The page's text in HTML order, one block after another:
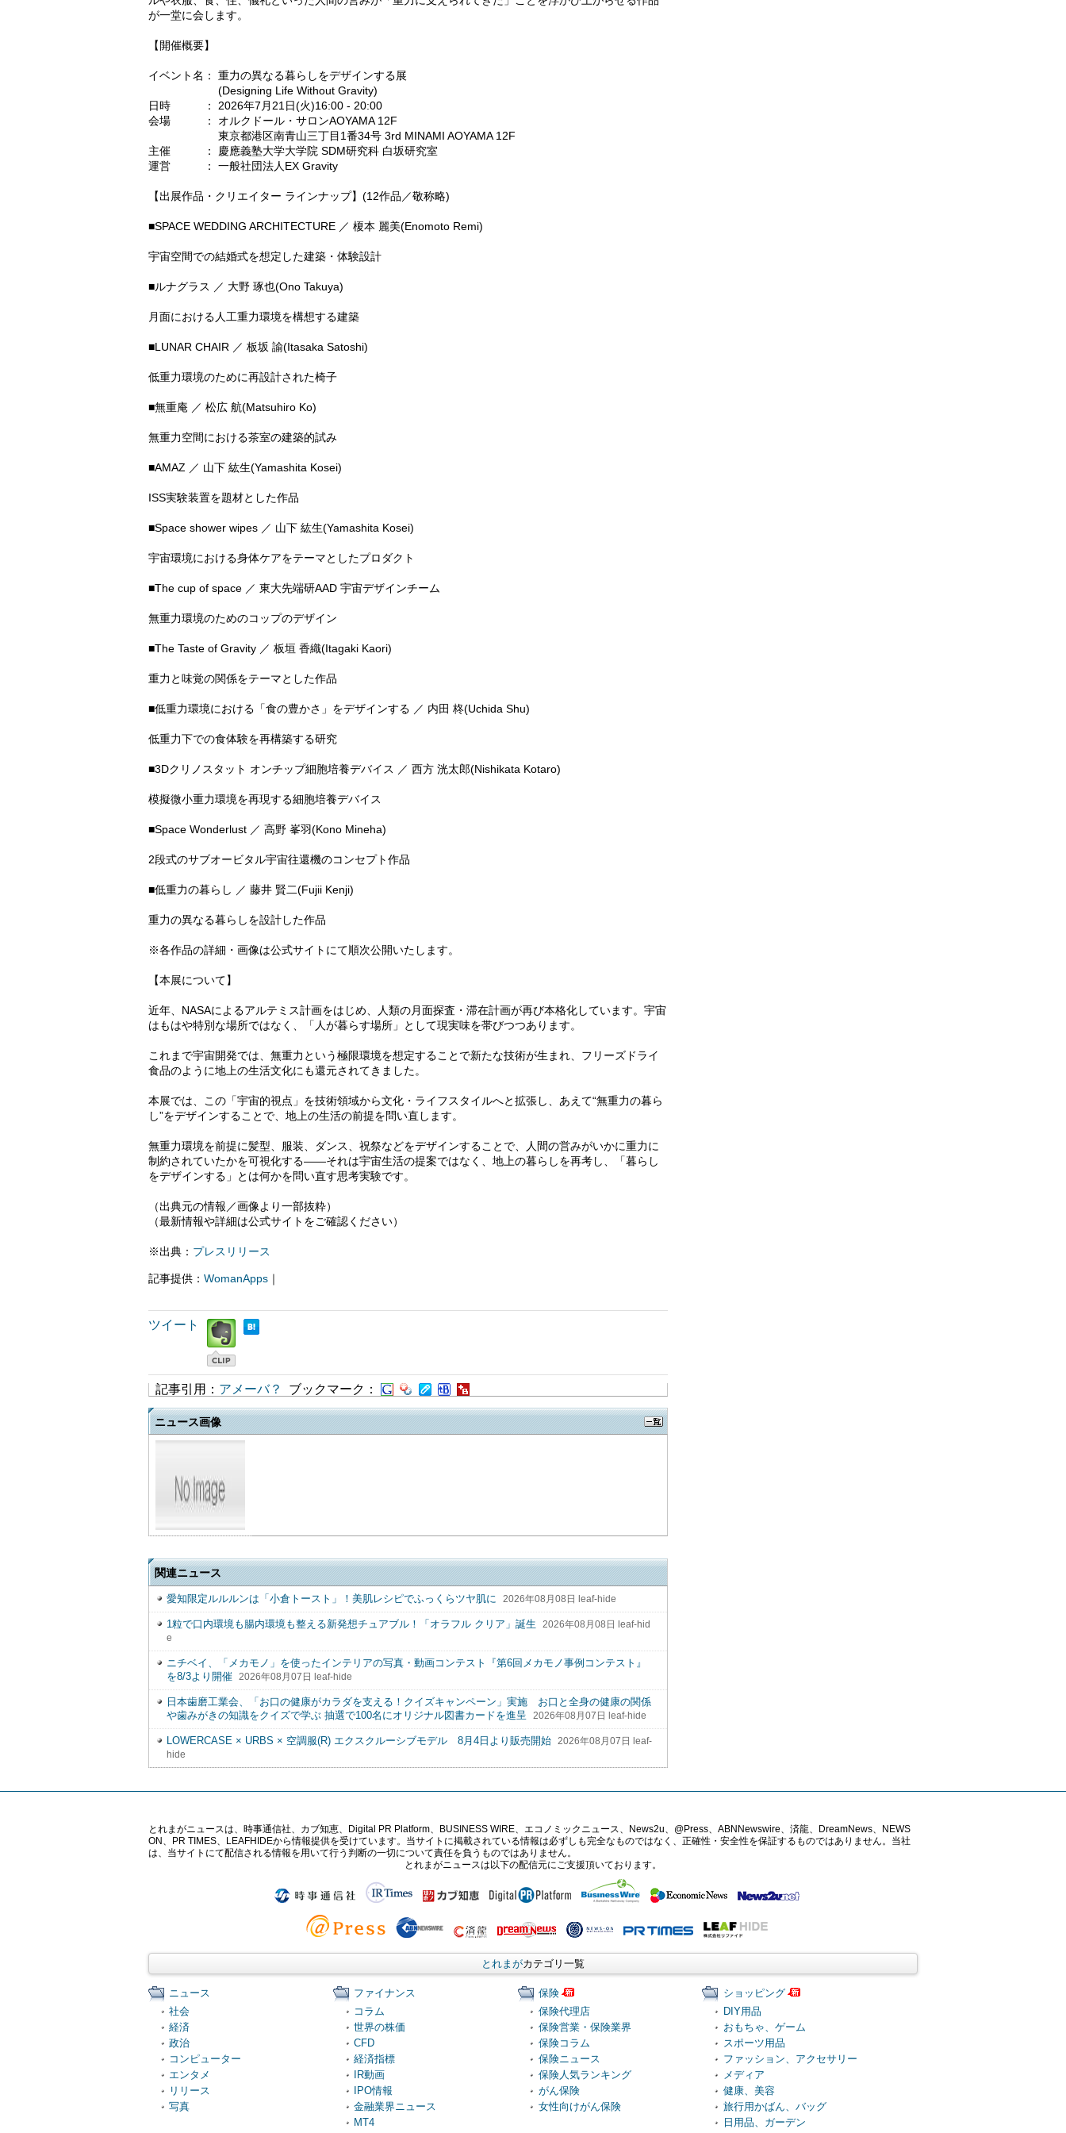
が一堂に会します。
【開催概要】
イベント名： 重力の異なる暮らしをデザインする展
(Designing Life Without Gravity)
日時 ： 2026年7月21日(火)16:00 - 20:00
会場 ： オルクドール・サロンAOYAMA 12F
東京都港区南青山三丁目1番34号 3rd MINAMI AOYAMA 12F
主催 ： 慶應義塾大学大学院 SDM研究科 白坂研究室
運営 ： 一般社団法人EX Gravity
【出展作品・クリエイター ラインナップ】(12作品／敬称略)
■SPACE WEDDING ARCHITECTURE ／ 榎本 麗美(Enomoto Remi)
宇宙空間での結婚式を想定した建築・体験設計
■ルナグラス ／ 大野 琢也(Ono Takuya)
月面における人工重力環境を構想する建築
■LUNAR CHAIR ／ 板坂 諭(Itasaka Satoshi)
低重力環境のために再設計された椅子
■無重庵 ／ 松広 航(Matsuhiro Ko)
無重力空間における茶室の建築的試み
■AMAZ ／ 山下 紘生(Yamashita Kosei)
ISS実験装置を題材とした作品
■Space shower wipes ／ 山下 紘生(Yamashita Kosei)
宇宙環境における身体ケアをテーマとしたプロダクト
■The cup of space ／ 東大先端研AAD 宇宙デザインチーム
無重力環境のためのコップのデザイン
■The Taste of Gravity ／ 板垣 香織(Itagaki Kaori)
重力と味覚の関係をテーマとした作品
■低重力環境における「食の豊かさ」をデザインする ／ 内田 柊(Uchida Shu)
低重力下での食体験を再構築する研究
■3Dクリノスタット オンチップ細胞培養デバイス ／ 西方 洸太郎(Nishikata Kotaro)
模擬微小重力環境を再現する細胞培養デバイス
■Space Wonderlust ／ 高野 峯羽(Kono Mineha)
2段式のサブオービタル宇宙往還機のコンセプト作品
■低重力の暮らし ／ 藤井 賢二(Fujii Kenji)
重力の異なる暮らしを設計した作品
※各作品の詳細・画像は公式サイトにて順次公開いたします。
【本展について】
近年、NASAによるアルテミス計画をはじめ、人類の月面探査・滞在計画が再び本格化しています。宇宙
はもはや特別な場所ではなく、「人が暮らす場所」として現実味を帯びつつあります。
これまで宇宙開発では、無重力という極限環境を想定することで新たな技術が生まれ、フリーズドライ
食品のように地上の生活文化にも還元されてきました。
本展では、この「宇宙的視点」を技術領域から文化・ライフスタイルへと拡張し、あえて“無重力の暮ら
し”をデザインすることで、地上の生活の前提を問い直します。
無重力環境を前提に髪型、服装、ダンス、祝祭などをデザインすることで、人間の営みがいかに重力に
制約されていたかを可視化する――それは宇宙生活の提案ではなく、地上の暮らしを再考し、「暮らし
をデザインする」とは何かを問い直す思考実験です。
（出典元の情報／画像より一部抜粋）
（最新情報や詳細は公式サイトをご確認ください）
※出典： プレスリリース
記事提供： WomanApps ｜
ツイート
記事引用： アメーバ？ ブックマーク：
ニュース画像
関連ニュース
愛知限定ルルルンは「小倉トースト」！美肌レシピでふっくらツヤ肌に 2026年08月08日 leaf-hide
1粒で口内環境も腸内環境も整える新発想チュアブル！「オラフル クリア」誕生
2026年08月08日 leaf-hid
e
ニチベイ、「メカモノ」を使ったインテリアの写真・動画コンテスト『第6回メカモノ事例コンテスト』
を8/3より開催
2026年08月07日 leaf-hide
日本歯磨工業会、「お口の健康がカラダを支える！クイズキャンペーン」実施 お口と全身の健康の関係
や歯みがきの知識をクイズで学ぶ 抽選で100名にオリジナル図書カードを進呈
2026年08月07日 leaf-hide
LOWERCASE × URBS × 空調服(R) エクスクルーシブモデル 8月4日より販売開始
2026年08月07日 leaf-
hide
とれまがニュースは、時事通信社、カブ知恵、Digital PR Platform、BUSINESS WIRE、エコノミックニュース、News2u、@Press、ABNNewswire、済龍、DreamNews、NEWS
ON、PR TIMES、LEAFHIDEから情報提供を受けています。当サイトに掲載されている情報は必ずしも完全なものではなく、正確性・安全性を保証するものではありません。当社
は、当サイトにて配信される情報を用いて行う判断の一切について責任を負うものではありません。
とれまがニュースは以下の配信元にご支援頂いております。
とれまがカテゴリ一覧
ニュース
社会
経済
政治
コンピューター
エンタメ
リリース
写真
ファイナンス
コラム
世界の株価
CFD
経済指標
IR動画
IPO情報
金融業界ニュース
MT4
保険
保険代理店
保険営業・保険業界
保険コラム
保険ニュース
保険人気ランキング
がん保険
女性向けがん保険
ショッピング
DIY用品
おもちゃ、ゲーム
スポーツ用品
ファッション、アクセサリー
メディア
健康、美容
旅行用かばん、バッグ
日用品、ガーデン